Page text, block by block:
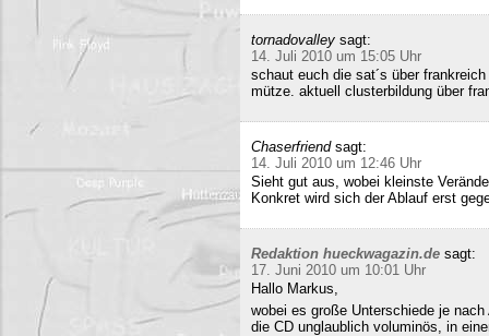
tornadovalley sagt:
14. Juli 2010 um 15:05 Uhr
schaut euch die sat´s über
mütze. aktuell clusterbildung über
Chaserfriend sagt:
14. Juli 2010 um 12:46 Uhr
Sieht gut aus, wobei kleinste
Konkret wird sich der Ablauf erst
Redaktion hueckwagazin.de sagt:
17. Juni 2010 um 10:01 Uhr
Hallo Markus,
wobei es große Unterschiede je
die CD unglaublich voluminös, in